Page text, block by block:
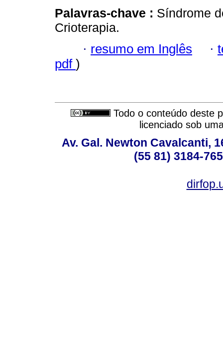
Palavras-chave : Síndrome
Crioterapia.
· resumo em Inglês ·
pdf )
Todo o conteúdo deste
licenciado sob
Av. Gal. Newton Cavalcanti,
(55 81) 3184-